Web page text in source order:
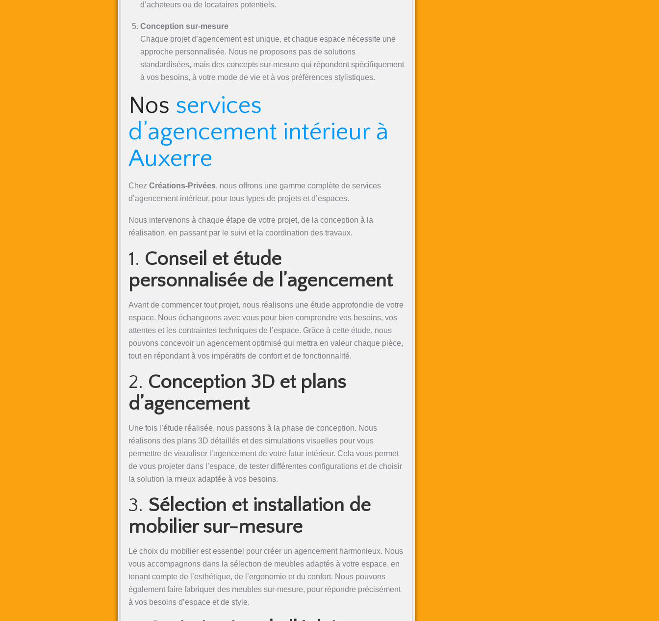
d’acheteurs ou de locataires potentiels.
Conception sur-mesure
Chaque projet d’agencement est unique, et chaque espace nécessite une
approche personnalisée. Nous ne proposons pas de solutions
standardisées, mais des concepts sur-mesure qui répondent spécifiquement
à vos besoins, à votre mode de vie et à vos préférences stylistiques.
Nos services
d’agencement intérieur à
Auxerre
Chez Créations-Privées, nous offrons une gamme complète de services
d’agencement intérieur, pour tous types de projets et d’espaces.
Nous intervenons à chaque étape de votre projet, de la conception à la
réalisation, en passant par le suivi et la coordination des travaux.
1. Conseil et étude
personnalisée de l’agencement
Avant de commencer tout projet, nous réalisons une étude approfondie de votre
espace. Nous échangeons avec vous pour bien comprendre vos besoins, vos
attentes et les contraintes techniques de l’espace. Grâce à cette étude, nous
pouvons concevoir un agencement optimisé qui mettra en valeur chaque pièce,
tout en répondant à vos impératifs de confort et de fonctionnalité.
2. Conception 3D et plans
d’agencement
Une fois l’étude réalisée, nous passons à la phase de conception. Nous
réalisons des plans 3D détaillés et des simulations visuelles pour vous
permettre de visualiser l’agencement de votre futur intérieur. Cela vous permet
de vous projeter dans l’espace, de tester différentes configurations et de choisir
la solution la mieux adaptée à vos besoins.
3. Sélection et installation de
mobilier sur-mesure
Le choix du mobilier est essentiel pour créer un agencement harmonieux. Nous
vous accompagnons dans la sélection de meubles adaptés à votre espace, en
tenant compte de l’esthétique, de l’ergonomie et du confort. Nous pouvons
également faire fabriquer des meubles sur-mesure, pour répondre précisément
à vos besoins d’espace et de style.